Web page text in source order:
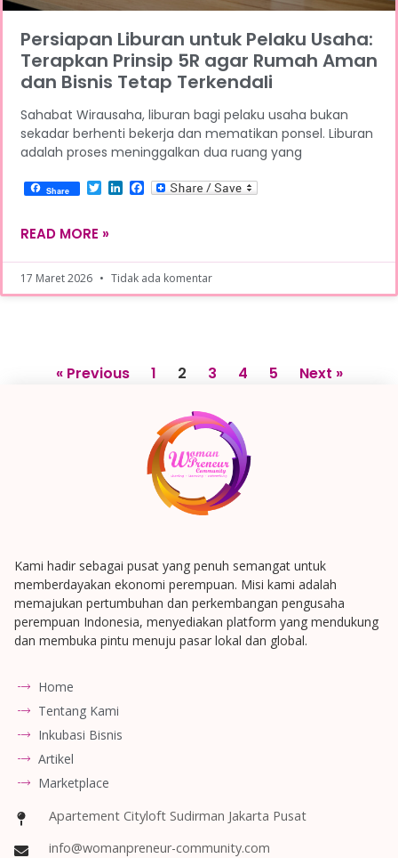
Persiapan Liburan untuk Pelaku Usaha:
Terapkan Prinsip 5R agar Rumah Aman
dan Bisnis Tetap Terkendali
Sahabat Wirausaha, liburan bagi pelaku usaha bukan
sekadar berhenti bekerja dan mematikan ponsel. Liburan
adalah proses meninggalkan dua ruang yang
Share TwitterLinkedInFacebook
READ MORE »
17 Maret 2026 Tidak ada komentar
« Previous 1 2 3 4 5 Next »
Kami hadir sebagai pusat yang penuh semangat untuk
memberdayakan ekonomi perempuan. Misi kami adalah
memajukan pertumbuhan dan perkembangan pengusaha
perempuan Indonesia, menyediakan platform yang mendukung
dan membuka pintu menuju pasar lokal dan global.
Home
Tentang Kami
Inkubasi Bisnis
Artikel
Marketplace
Apartement Cityloft Sudirman Jakarta Pusat
info@womanpreneur-community.com